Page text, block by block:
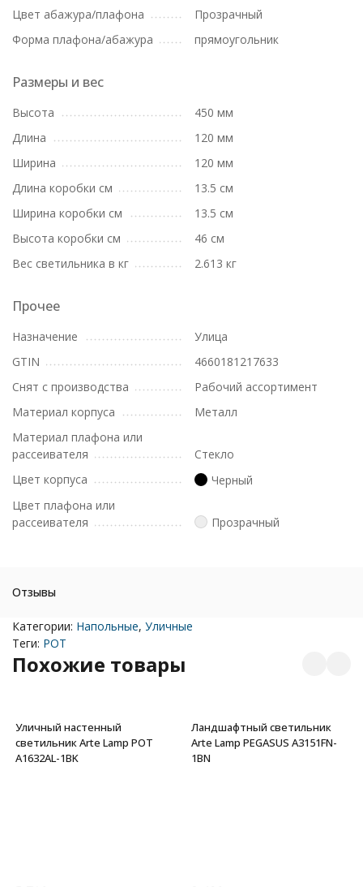
Цвет абажура/плафона
Прозрачный
Форма плафона/абажура
прямоугольник
Размеры и вес
Высота
450 мм
Длина
120 мм
Ширина
120 мм
Длина коробки см
13.5 см
Ширина коробки см
13.5 см
Высота коробки см
46 см
Вес светильника в кг
2.613 кг
Прочее
Назначение
Улица
GTIN
4660181217633
Снят с производства
Рабочий ассортимент
Материал корпуса
Металл
Материал плафона или
рассеивателя
Стекло
Цвет корпуса
Черный
Цвет плафона или
рассеивателя
Прозрачный
Отзывы
Категории: Напольные, Уличные
Теги: POT
Похожие товары
Уличный настенный
светильник Arte Lamp POT
A1632AL-1BK
Ландшафтный светильник
Arte Lamp PEGASUS A3151FN-
1BN